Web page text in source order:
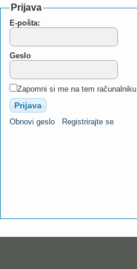
Prijava
E-pošta:
Geslo
Zapomni si me na tem računalniku
Obnovi geslo Registrirajte se